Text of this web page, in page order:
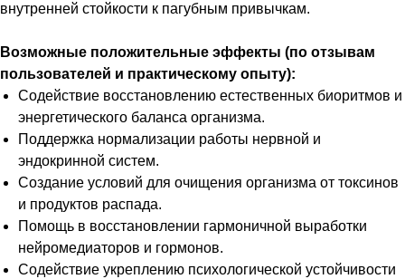
внутренней стойкости к пагубным привычкам.
Возможные положительные эффекты (по отзывам
пользователей и практическому опыту):
Содействие восстановлению естественных биоритмов и
энергетического баланса организма.
Поддержка нормализации работы нервной и
эндокринной систем.
Создание условий для очищения организма от токсинов
и продуктов распада.
Помощь в восстановлении гармоничной выработки
нейромедиаторов и гормонов.
Содействие укреплению психологической устойчивости